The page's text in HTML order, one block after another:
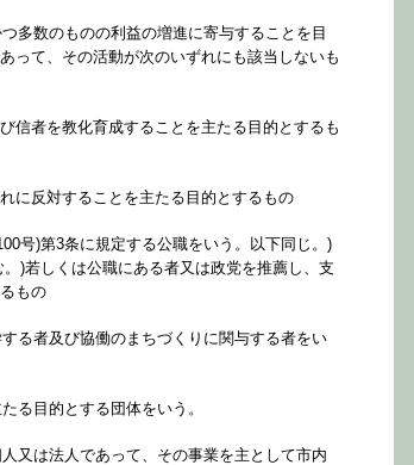
数のものの利益の増進に寄与することを目
って、その活動が次のいずれにも該当しないも
者を教化育成することを主たる目的とするも
に反対することを主たる目的とするもの
号)第3条に規定する公職をいう。以下同じ。)
)若しくは公職にある者又は政党を推薦し、支
もの
者及び協働のまちづくりに関与する者をい
目的とする団体をいう。
は法人であって、その事業を主として市内